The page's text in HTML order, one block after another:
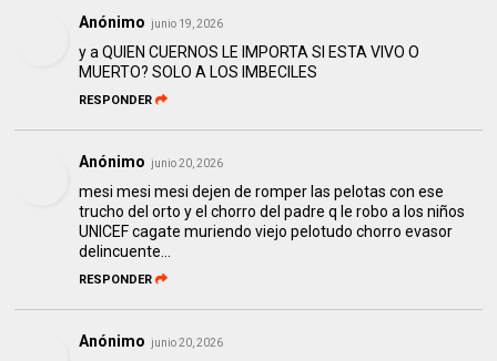
Anónimo junio 19, 2026
y a QUIEN CUERNOS LE IMPORTA SI ESTA VIVO O
MUERTO? SOLO A LOS IMBECILES
RESPONDER
Anónimo junio 20, 2026
mesi mesi mesi dejen de romper las pelotas con ese
trucho del orto y el chorro del padre q le robo a los niños
UNICEF cagate muriendo viejo pelotudo chorro evasor
delincuente...
RESPONDER
Anónimo junio 20, 2026